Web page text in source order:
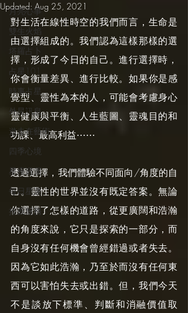
月亮心事
雙生火焰
塔羅占卜
占星101
時事占星
外星訊息
遊走在藝術
四季心境
星座週運
每日星運
推薦服務
Updated: Aug 25, 2021
對生活在線性時空的我們而言，生命是
由選擇組成的。我們認為這樣那樣的選
擇，形成了今日的自己。進行選擇時，
你會衡量差異、進行比較。如果你是感
覺型、靈性為本的人，可能會考慮身心
靈健康與平衡、人生藍圖、靈魂目的和
功課、最高利益⋯⋯
透過選擇，我們體驗不同面向/角度的自
己。靈性的世界並沒有既定答案。無論
你選擇了怎樣的道路，從更廣闊和浩瀚
的角度來說，它只是探索的一部分，而
自身沒有任何機會曾經錯過或者失去。
因為它如此浩瀚，乃至於而沒有任何東
西可以害怕失去或出錯。但，我們今天
不是談放下標準、判斷和消融價值取